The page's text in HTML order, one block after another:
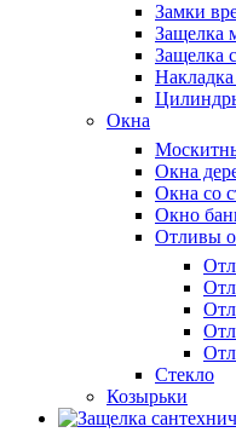
Замки
Защелка
Защелка
Окна
Окна
Окна со
Окно
Отливы
Стекло
Козырьки